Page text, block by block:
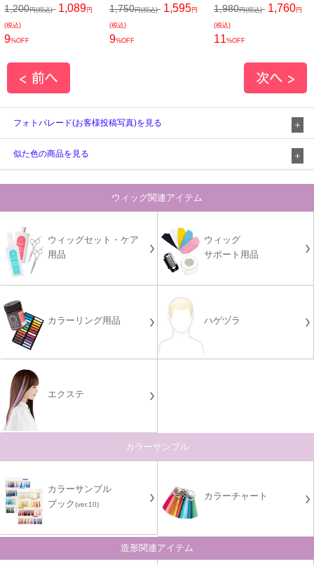
1,200円(税込) 1,089円
(税込)
9%OFF
1,750円(税込) 1,595円
(税込)
9%OFF
1,980円(税込) 1,760円
(税込)
11%OFF
フォトパレード(お客様投稿写真)を見る
似た色の商品を見る
ウィッグ関連アイテム
ウィッグセット・ケア
用品
ウィッグ
サポート用品
カラーリング用品 ハゲヅラ
エクステ
カラーサンプル
カラーサンプル
ブック(ver.10)
カラーチャート
造形関連アイテム